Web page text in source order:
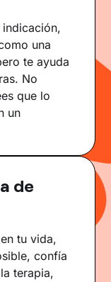
indicación,
una
te ayuda
No
que lo
un
de
tu vida,
confía
terapia,